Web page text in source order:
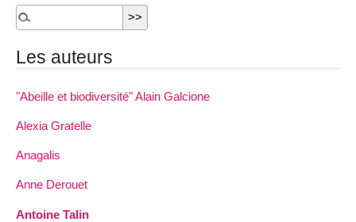
Les auteurs
"Abeille et biodiversité" Alain Galcione
Alexia Gratelle
Anagalis
Anne Derouet
Antoine Talin